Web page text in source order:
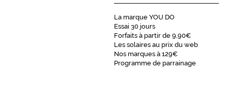
La marque YOU DO
Essai 30 jours
Forfaits à partir de 9,90€
Les solaires au prix du web
Nos marques à 129€
Programme de parrainage